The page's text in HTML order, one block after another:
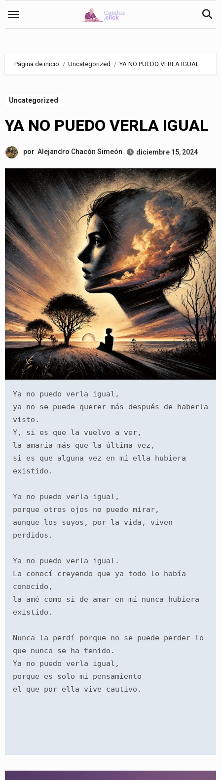
Página de inicio Uncategorized YA NO PUEDO VERLA IGUAL
Uncategorized
YA NO PUEDO VERLA IGUAL
por Alejandro Chacón Simeón diciembre 15, 2024
Ya no puedo verla igual,
ya no se puede querer más después de haberla
visto.
Y, si es que la vuelvo a ver,
la amaría más que la última vez,
si es que alguna vez en mí ella hubiera
existido.
Ya no puedo verla igual,
porque otros ojos no puedo mirar,
aunque los suyos, por la vida, viven
perdidos.
Ya no puedo verla igual.
La conocí creyendo que ya todo lo había
conocido,
la amé como si de amar en mí nunca hubiera
existido.
Nunca la perdí porque no se puede perder lo
que nunca se ha tenido.
Ya no puedo verla igual,
porque es solo mi pensamiento
el que por ella vive cautivo.